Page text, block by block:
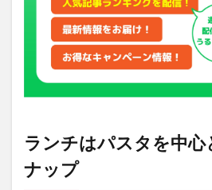
チョ
るイ
カス
ミ生
大人
ランチはパスタを中
ナップ